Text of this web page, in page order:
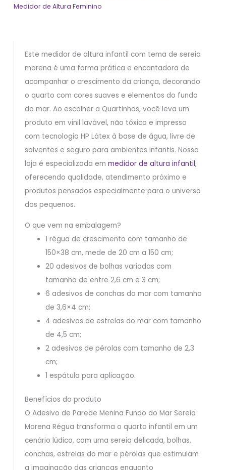
Medidor de Altura Feminino
Este medidor de altura infantil com tema de sereia
morena é uma forma prática e encantadora de
acompanhar o crescimento da criança, decorando
o quarto com cores suaves e elementos do fundo
do mar. Ao escolher a Quartinhos, você leva um
produto em vinil lavável, não tóxico e impresso
com tecnologia HP Látex à base de água, livre de
solventes e seguro para ambientes infantis. Nossa
loja é especializada em medidor de altura infantil,
oferecendo qualidade, atendimento próximo e
produtos pensados especialmente para o universo
dos pequenos.
O que vem na embalagem?
1 régua de crescimento com tamanho de
150×38 cm, mede de 20 cm a 150 cm;
20 adesivos de bolhas variadas com
tamanho de entre 2,6 cm e 3 cm;
6 adesivos de conchas do mar com tamanho
de 3,6×4 cm;
4 adesivos de estrelas do mar com tamanho
de 4,5 cm;
2 adesivos de pérolas com tamanho de 2,3
cm;
1 espátula para aplicação.
Benefícios do produto
O Adesivo de Parede Menina Fundo do Mar Sereia
Morena Régua transforma o quarto infantil em um
cenário lúdico, com uma sereia delicada, bolhas,
conchas, estrelas do mar e pérolas que estimulam
a imaginação das crianças enquanto